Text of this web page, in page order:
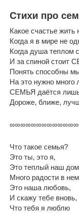
Стихи про
Какое счастье жить
Когда я в мире не
Когда душа теплом
И за спиной стоит
Понять способны
На это нужно много
СЕМЬЯ даётся
Дороже, ближе,
Что такое семья?
Это ты, это я,
Это теплый наш
Много радости в
Это наша любовь,
И скажу тебе вновь,
Что тебя я люблю